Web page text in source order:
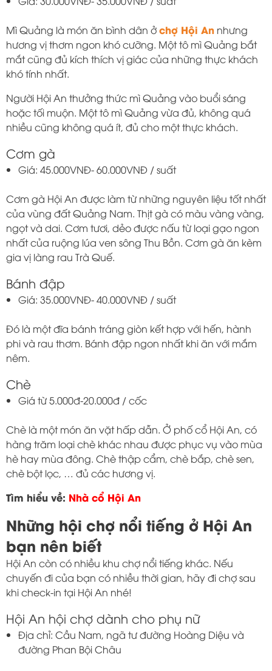
Mì Quảng là món ăn bình dân ởchợ Hội An nhưng
hương vị thơm ngon khó cưỡng. Một tô mì Quảng bắt
mắt cũng đủ kích thích vị giác của những thực khách
khó tính nhất.
Người Hội An thưởng thức mì Quảng vào buổi sáng
hoặc tối muộn. Một tô mì Quảng vừa đủ, không quá
nhiều cũng không quá ít, đủ cho một thực khách.
Cơm gà
Giá: 45.000VNĐ- 60.000VNĐ / suất
Cơm gà Hội An được làm từ những nguyên liệu tốt nhất
của vùng đất Quảng Nam. Thịt gà có màu vàng vàng,
ngọt và dai. Cơm tươi, dẻo được nấu từ loại gạo ngon
nhất của ruộng lúa ven sông Thu Bồn. Cơm gà ăn kèm
gia vị làng rau Trà Quế.
Bánh đập
Giá: 35.000VNĐ- 40.000VNĐ / suất
Đó là một đĩa bánh tráng giòn kết hợp với hến, hành
phi và rau thơm. Bánh đập ngon nhất khi ăn với mắm
nêm.
Chè
Giá từ 5.000đ-20.000đ / cốc
Chè là một món ăn vặt hấp dẫn. Ở phố cổ Hội An, có
hàng trăm loại chè khác nhau được phục vụ vào mùa
hè hay mùa đông. Chè thập cẩm, chè bắp, chè sen,
chè bột lọc, … đủ các hương vị.
Tìm hiểu về: Nhà cổ Hội An
Những hội chợ nổi tiếng ở Hội An
bạn nên biết
Hội An còn có nhiều khu chợ nổi tiếng khác. Nếu
chuyến đi của bạn có nhiều thời gian, hãy đi chợ sau
khi check-in tại Hội An nhé!
Hội An hội chợ dành cho phụ nữ
Địa chỉ: Cầu Nam, ngã tư đường Hoàng Diệu và
đường Phan Bội Châu